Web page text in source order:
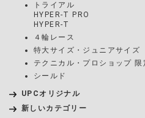
トライアル
HYPER-T PRO
HYPER-T
４輪レース
特大サイズ・ジュニアサイズ
テクニカル・プロショップ 限
シールド
UPCオリジナル
新しいカテゴリー